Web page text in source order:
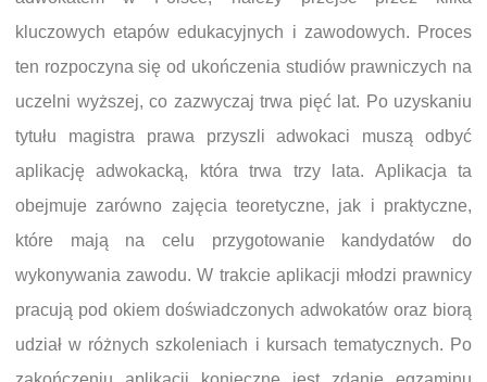
kluczowych etapów edukacyjnych i zawodowych. Proces
ten rozpoczyna się od ukończenia studiów prawniczych na
uczelni wyższej, co zazwyczaj trwa pięć lat. Po uzyskaniu
tytułu magistra prawa przyszli adwokaci muszą odbyć
aplikację adwokacką, która trwa trzy lata. Aplikacja ta
obejmuje zarówno zajęcia teoretyczne, jak i praktyczne,
które mają na celu przygotowanie kandydatów do
wykonywania zawodu. W trakcie aplikacji młodzi prawnicy
pracują pod okiem doświadczonych adwokatów oraz biorą
udział w różnych szkoleniach i kursach tematycznych. Po